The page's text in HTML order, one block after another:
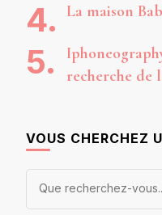
La maison
recherche de
VOUS CHERCHEZ
Vous